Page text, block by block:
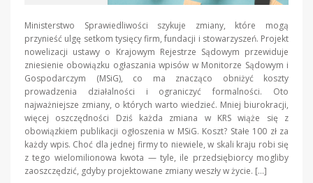
Ministerstwo Sprawiedliwości szykuje zmiany, które mogą
przynieść ulgę setkom tysięcy firm, fundacji i stowarzyszeń. Projekt
nowelizacji ustawy o Krajowym Rejestrze Sądowym przewiduje
zniesienie obowiązku ogłaszania wpisów w Monitorze Sądowym i
Gospodarczym (MSiG), co ma znacząco obniżyć koszty
prowadzenia działalności i ograniczyć formalności. Oto
najważniejsze zmiany, o których warto wiedzieć. Mniej biurokracji,
więcej oszczędności Dziś każda zmiana w KRS wiąże się z
obowiązkiem publikacji ogłoszenia w MSiG. Koszt? Stałe 100 zł za
każdy wpis. Choć dla jednej firmy to niewiele, w skali kraju robi się
z tego wielomilionowa kwota — tyle, ile przedsiębiorcy mogliby
zaoszczędzić, gdyby projektowane zmiany weszły w życie. […]